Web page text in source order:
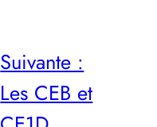
Suivante :
Les CEB et